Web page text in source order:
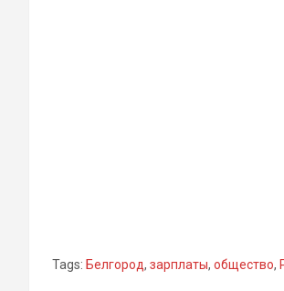
Tags: Белгород, зарплаты, общество,